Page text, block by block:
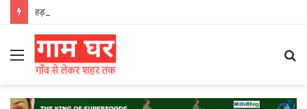
हड़ताली सफाईकर्मियों ने नगर निगम का घेराव किया’
Menu